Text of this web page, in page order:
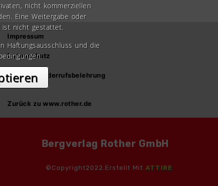
Impressum
Datenschutz
AGB und Widerrufsbelehrung
Zurück zu www.rother.de
Bergverlag Rother GmbH
©Copyright2022.Erstellt Mit ATTIRE
nicht kommerziellen
Eine Weitergabe oder
ist nicht gestattet.
Haftungsausschluss und die